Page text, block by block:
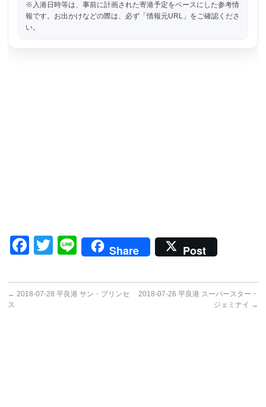
※入港日時等は、事前に計画された寄港予定をベースにした参考情
報です。お出かけなどの際は、必ず「情報元URL」をご確認くださ
い。
Facebook
Twitter
LineShare Post
← 2018-07-28 平良港 サン・プリンセ
ス
2018-07-26 平良港 スーパースター・
ジェミナイ →